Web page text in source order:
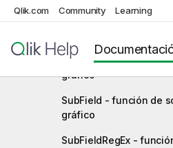
Qlik.com Community Learning
Right - función de
RTrim - función de
gráfico
SubField - función de
gráfico
SubFieldRegEx -